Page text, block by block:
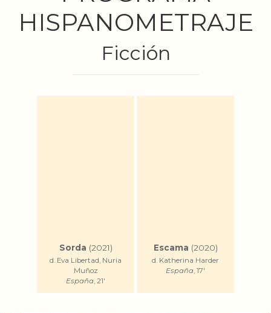
HISPANOMETRAJE
Ficción
Sorda (2021)
d. Eva Libertad, Nuria
Muñoz
España , 21'
Escama (2020)
d. Katherina Harder
España , 17'